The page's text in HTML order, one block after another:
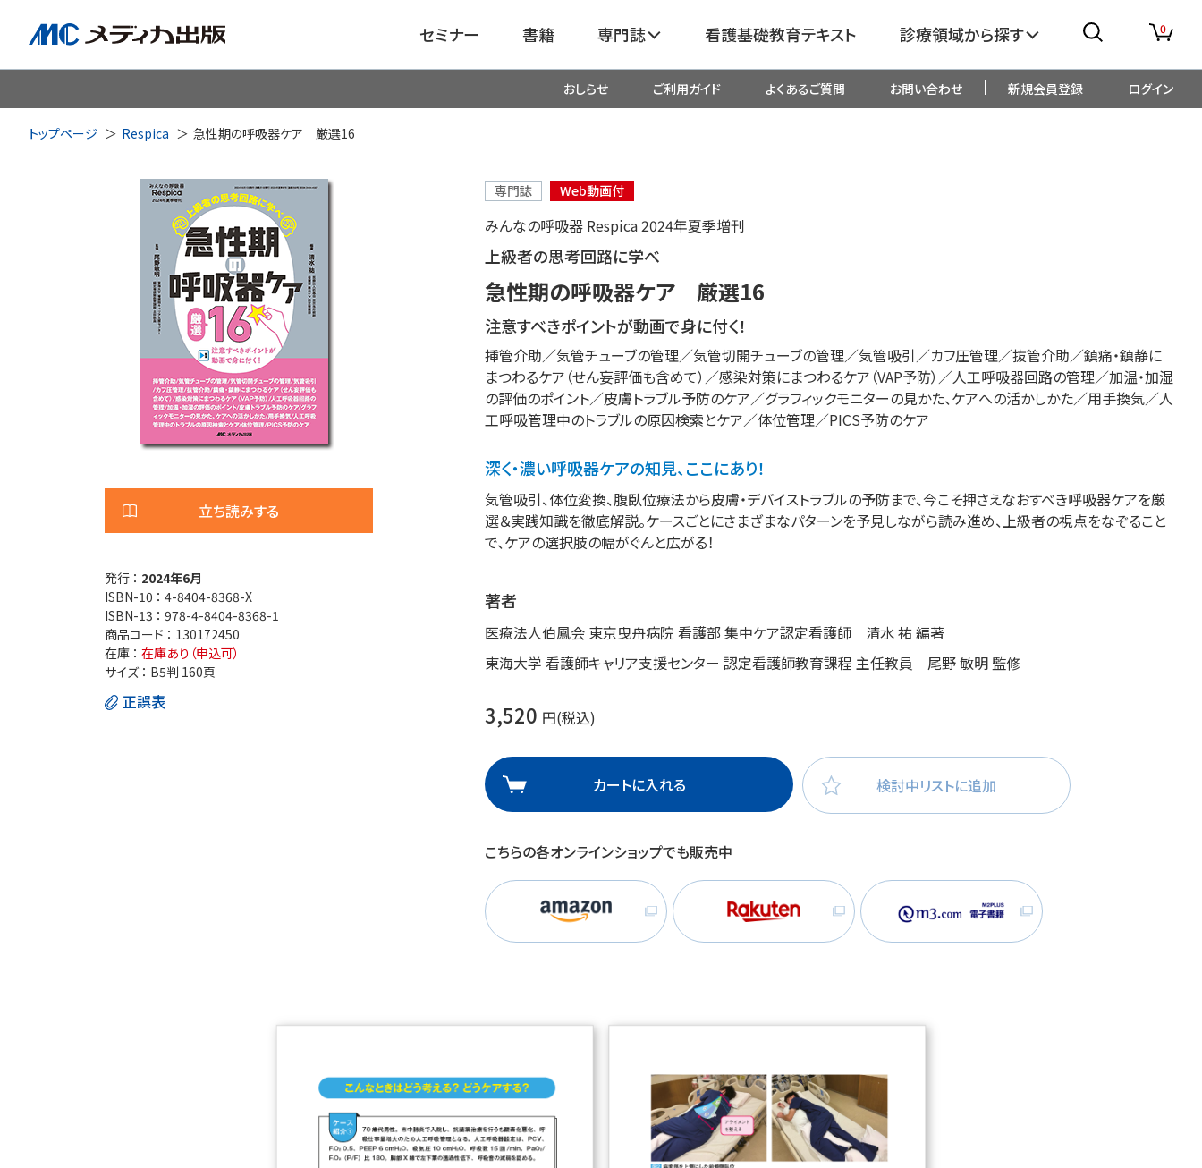
セミナー 書籍 専門誌
看護
医学
栄養
看護基礎教育テキスト 診療領域から探す
脳神経 循環器
透析・腎臓・血液浄化 がん 化学療法・放射線治療・緩和ケア
耳鼻咽喉科 産科・婦人科・周産期・助産
手術室・麻酔 救命・救急
感染管理・感染症 栄養管理 超音波・画像・臨床検査 薬剤
医療安全 産業保健 在宅医療・看護
退院調整・地域医療連携 高齢者介護
0
おしらせ ご利用ガイド よくあるご質問 お問い合わせ 新規会員登録 ログイン
トップページ Respica 急性期の呼吸器ケア 厳選16
立ち読みする
発行 ： 2024年6月
ISBN-10 ： 4-8404-8368-X
ISBN-13 ： 978-4-8404-8368-1
商品コード ： 130172450
在庫 ： 在庫あり（申込可）
サイズ ： B5判 160頁
正誤表
専門誌 Web動画付
みんなの呼吸器 Respica 2024年夏季増刊
上級者の思考回路に学べ
急性期の呼吸器ケア 厳選16
注意すべきポイントが動画で身に付く！
挿管介助／気管チューブの管理／気管切開チューブの管理／気管吸引／カフ圧管理／抜管介助／鎮痛・鎮静に
まつわるケア（せん妄評価も含めて）／感染対策にまつわるケア（VAP予防）／人工呼吸器回路の管理／加温・加湿
の評価のポイント／皮膚トラブル予防のケア／グラフィックモニターの見かた、ケアへの活かしかた／用手換気／人
工呼吸管理中のトラブルの原因検索とケア／体位管理／PICS予防のケア
深く・濃い呼吸器ケアの知見、ここにあり！
気管吸引、体位変換、腹臥位療法から皮膚・デバイストラブルの予防まで、今こそ押さえなおすべき呼吸器ケアを厳
選＆実践知識を徹底解説。ケースごとにさまざまなパターンを予見しながら読み進め、上級者の視点をなぞること
で、ケアの選択肢の幅がぐんと広がる！
著者
医療法人伯鳳会 東京曳舟病院 看護部 集中ケア認定看護師 清水 祐 編著
東海大学 看護師キャリア支援センター 認定看護師教育課程 主任教員 尾野 敏明 監修
3,520 円(税込)
カートに入れる 検討中リストに追加
こちらの各オンラインショップでも販売中